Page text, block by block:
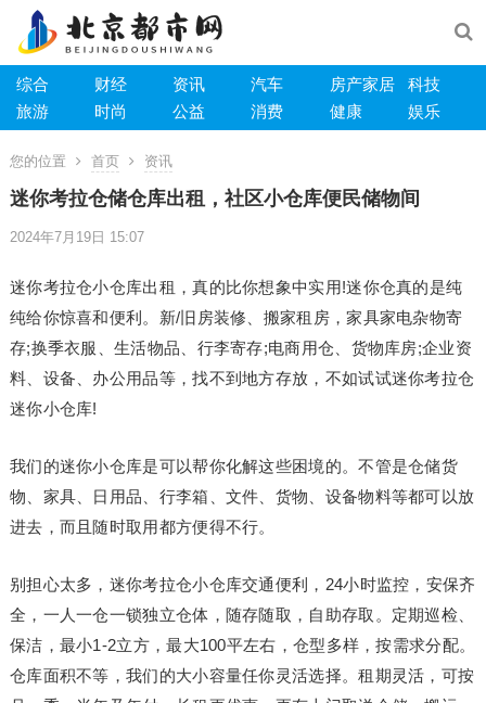
综合 财经 资讯 汽车 房产家居
科技
旅游
时尚 公益 消费 健康 娱乐
您的位置 首页 资讯
迷你考拉仓储仓库出租，社区小仓库便民储物间
2024年7月19日 15:07
迷你考拉仓小仓库出租，真的比你想象中实用!迷你仓真的是纯
纯给你惊喜和便利。新/旧房装修、搬家租房，家具家电杂物寄
存;换季衣服、生活物品、行李寄存;电商用仓、货物库房;企业资
料、设备、办公用品等，找不到地方存放，不如试试迷你考拉仓
迷你小仓库!
我们的迷你小仓库是可以帮你化解这些困境的。不管是仓储货
物、家具、日用品、行李箱、文件、货物、设备物料等都可以放
进去，而且随时取用都方便得不行。
别担心太多，迷你考拉仓小仓库交通便利，24小时监控，安保齐
全，一人一仓一锁独立仓体，随存随取，自助存取。定期巡检、
保洁，最小1-2立方，最大100平左右，仓型多样，按需求分配。
仓库面积不等，我们的大小容量任你灵活选择。租期灵活，可按